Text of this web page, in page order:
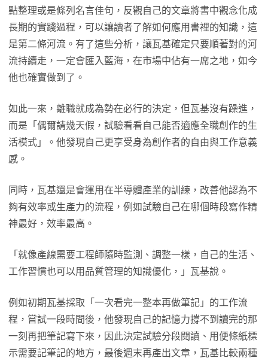
點整理或是條列名言佳句，反觀自己的文章將書中觀念化成
長期的實踐過程，可以讓讀者了解如何應用書裡的知識，這
是第二條河流。有了這些分析，讓瓦基確定只要順著對的河
流持續走，一定會匯入藍海，在市場中佔有一席之地，如今
他也確實做到了。
如此一來，離職就成為勢在必行的決定，但瓦基沒有躁進，
而是「偶爾請幾天假，試驗看看自己能否適應全職創作的生
活模式」。他發現自己更享受身為創作者的自由與工作意義
感。
同時，瓦基還是會運用在半導體產業的訓練，改善他認為不
夠有效率或生產力的流程，例如試驗自己在哪個時段寫作精
神最好，效率最高。
「就像產線需要工程師隨時監測、調整一樣，自己的生活、
工作習慣也可以用品質管理的知識優化，」瓦基說。
例如初期瓦基採取「一次看完一整本再做筆記」的工作流
程，嘗試一段時間後，他發現自己的記憶力撐不到讀完的那
一刻再把筆記寫下來，因此決定試驗分段閱讀、用便條紙標
示需要記筆記的地方，最後週末再產出文章，瓦基比較兩種